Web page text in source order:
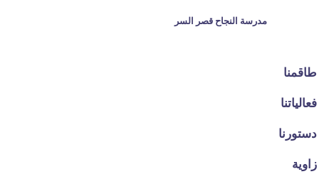
content
مدرسة النجاح قصر السر
طاقمنا
فعالياتنا
دستورنا
زاوية